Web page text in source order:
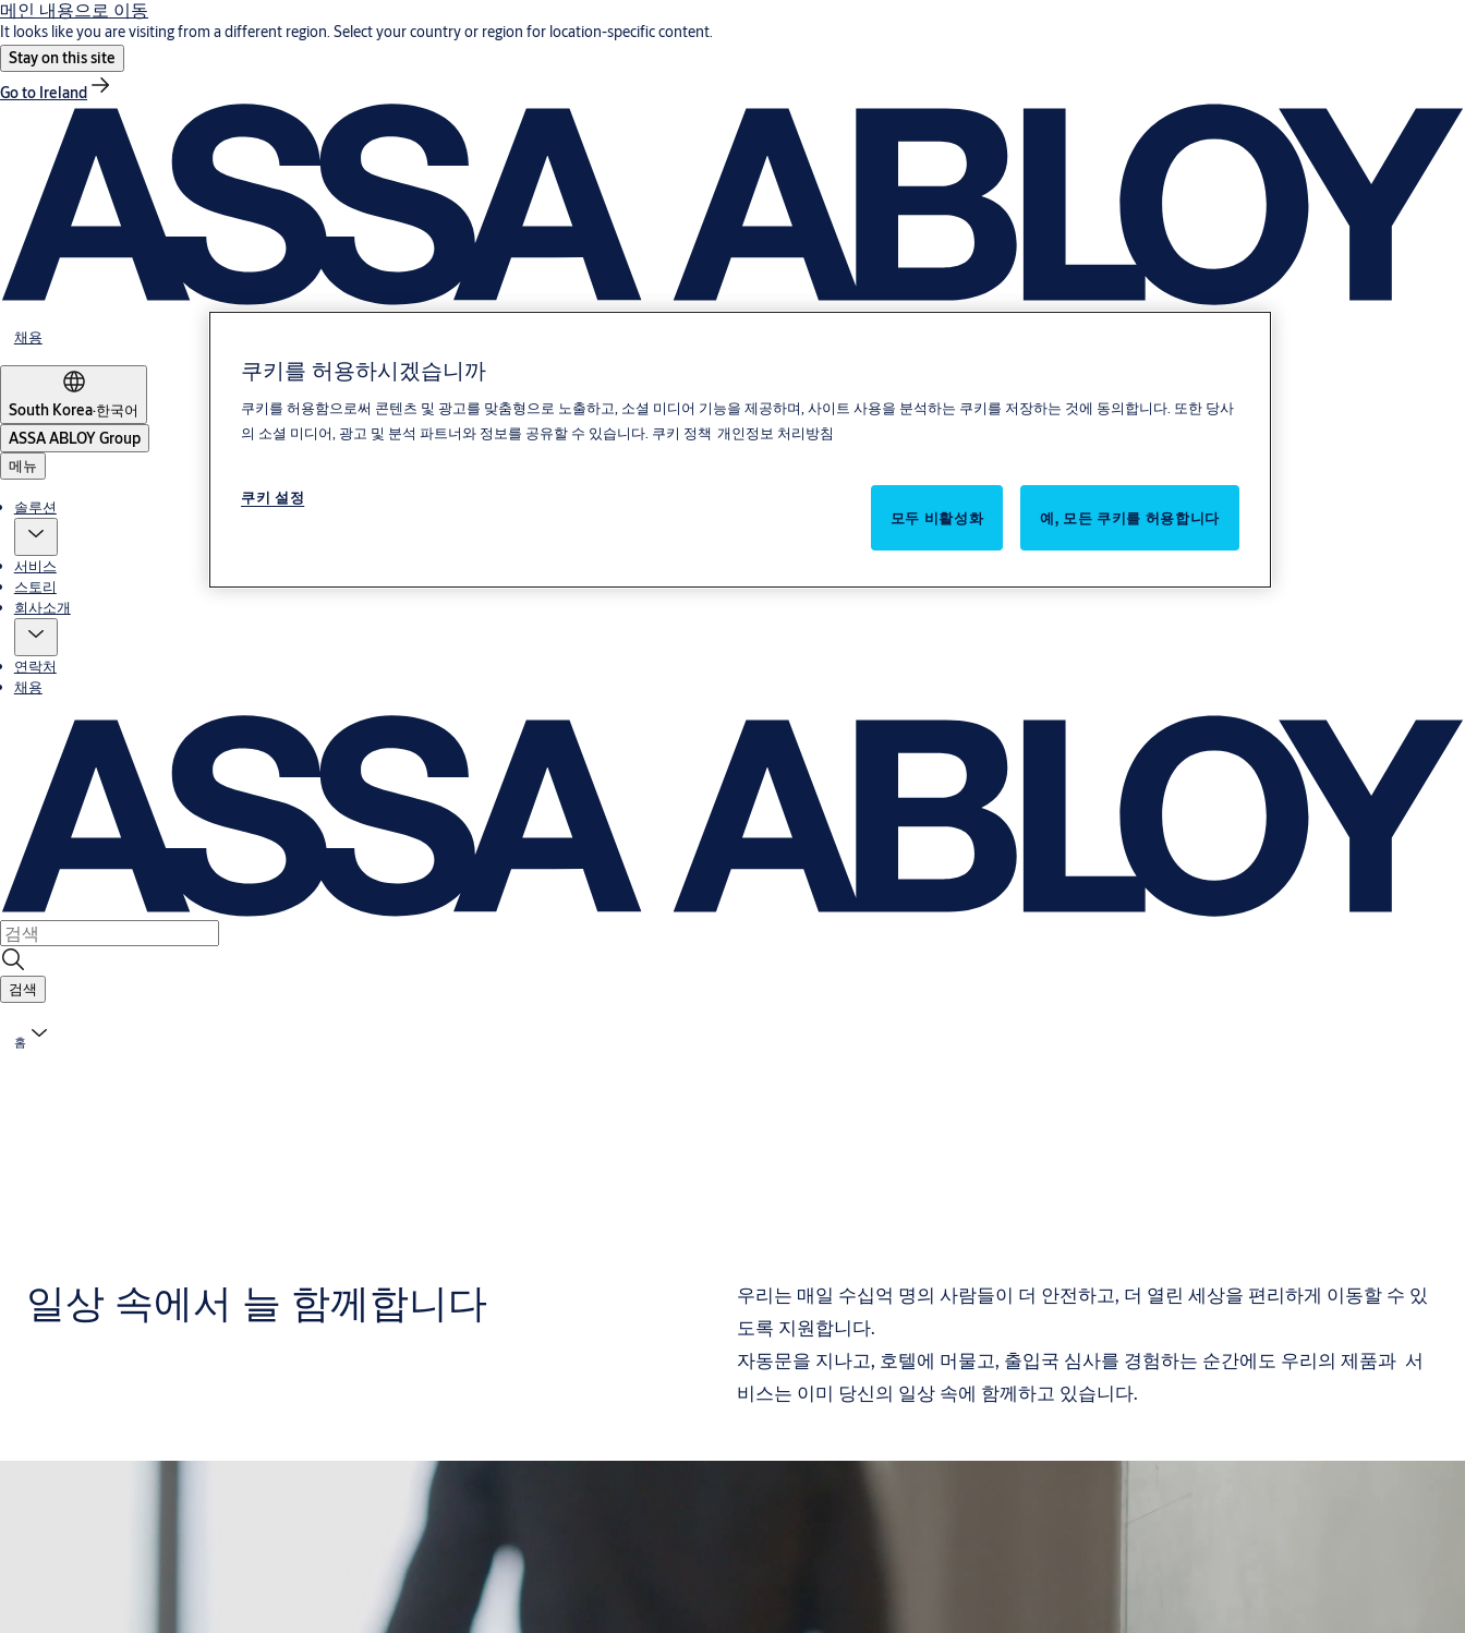
메인 내용으로 이동
It looks like you are visiting from a different region. Select your country or region for location-specific content.
Stay on this site
Go to Ireland
채용
South Korea·한국어
ASSA ABLOY Group
메뉴
솔루션
서비스
스토리
회사소개
연락처
채용
검색
홈
일상 속에서 늘 함께합니다
우리는 매일 수십억 명의 사람들이 더 안전하고, 더 열린 세상을 편리하게 이동할 수 있
도록 지원합니다.
자동문을 지나고, 호텔에 머물고, 출입국 심사를 경험하는 순간에도 우리의 제품과 서
비스는 이미 당신의 일상 속에 함께하고 있습니다.
쿠키를 허용하시겠습니까
쿠키를 허용함으로써 콘텐츠 및 광고를 맞춤형으로 노출하고, 소셜 미디어 기능을 제공하며, 사이트 사용을 분석하는 쿠키를 저장하는 것에 동의합니다. 또한 당사
의 소셜 미디어, 광고 및 분석 파트너와 정보를 공유할 수 있습니다. 쿠키 정책 개인정보 처리방침
쿠키 설정
모두 비활성화
예, 모든 쿠키를 허용합니다